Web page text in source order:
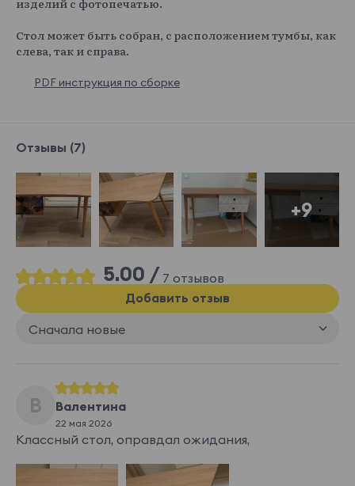
Стол может быть собран, с расположением тумбы, как
слева, так и справа.
PDF инструкция по сборке
Отзывы (7)
+9
5.00 / 7 отзывов
Сначала новые
Добавить отзыв
В Валентина
22 мая 2026
Классный стол, оправдал ожидания,